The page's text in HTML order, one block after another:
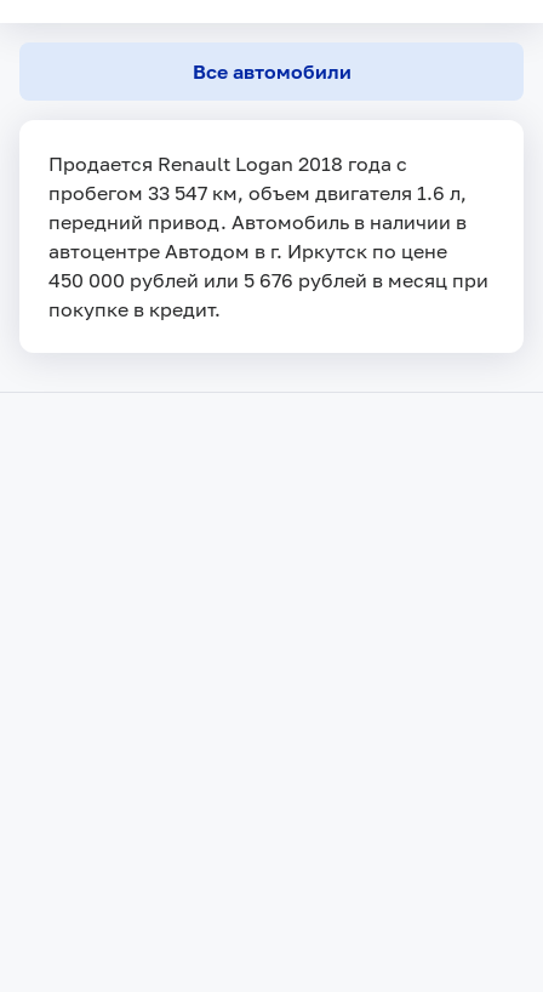
Все автомобили
Продается Renault Logan 2018 года с
пробегом 33 547 км, объем двигателя 1.6 л,
передний привод. Автомобиль в наличии в
автоцентре Автодом в г. Иркутск по цене
450 000 рублей или 5 676 рублей в месяц при
покупке в кредит.